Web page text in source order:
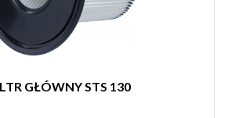
GŁÓWNY STS 130